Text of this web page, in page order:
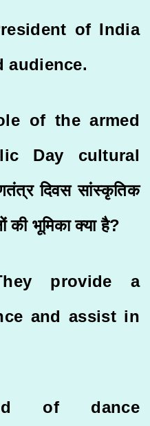
of India
audience.
of the armed
Day cultural
दिवस सांस्कृतिक
की भूमिका क्या है?
provide a
and assist in
of dance